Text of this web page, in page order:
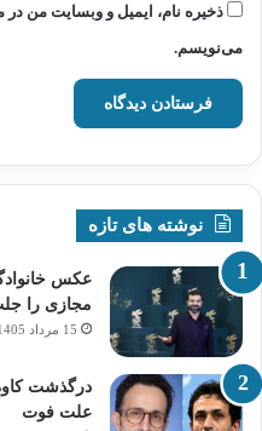
ذخیره نام، ایمیل و وبسایت من در
می‌نویسم.
نوشته های تازه
عکس
مجازی را
15 مرداد 1405
درگذشت کاوه
علت فوت